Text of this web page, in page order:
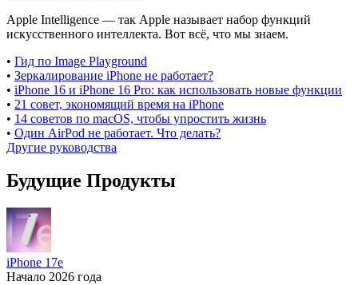
Apple Intelligence — так Apple называет набор функций
искусственного интеллекта. Вот всё, что мы знаем.
• Гид по Image Playground
• Зеркалирование iPhone не работает?
• iPhone 16 и iPhone 16 Pro: как использовать новые функции
• 21 совет, экономящий время на iPhone
• 14 советов по macOS, чтобы упростить жизнь
• Один AirPod не работает. Что делать?
Другие руководства
Будущие Продукты
iPhone 17e
Начало 2026 года